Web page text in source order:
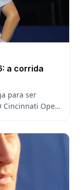
a corrida
para ser
Cincinnati Open